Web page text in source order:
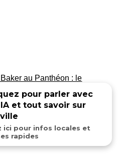
au Panthéon : le
pour parler avec
et tout savoir sur
ici pour infos locales et
rapides